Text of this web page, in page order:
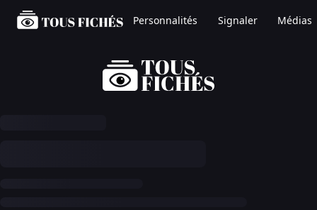
Personnalités Signaler Médias